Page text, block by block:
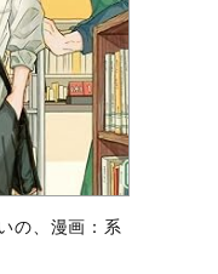
の、漫画：系